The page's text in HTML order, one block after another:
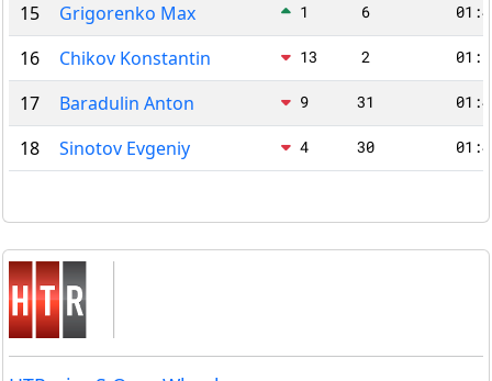
15 Grigorenko Max 1 6
16 Chikov Konstantin 13 2
17 Baradulin Anton 9 31
18 Sinotov Evgeniy 4 30